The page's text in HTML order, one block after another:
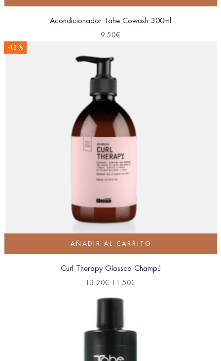
Acondicionador Tahe Cowash 300ml
9.50€
-13 %
AÑADIR AL CARRITO
Curl Therapy Glossco Champú
13.20€ 11.50€